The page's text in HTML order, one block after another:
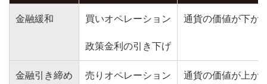
金融緩和 買いオペレーション
政策金利の引き下げ
通貨の価値が下が
金融引き締め 売りオペレーション 通貨の価値が上が